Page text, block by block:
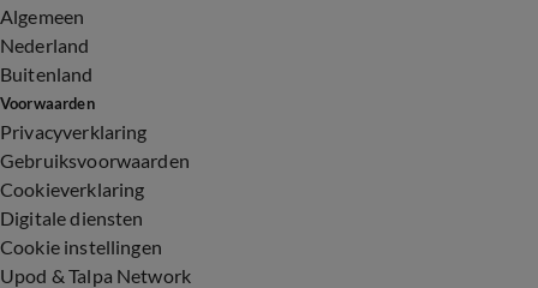
Algemeen
Nederland
Buitenland
Voorwaarden
Privacyverklaring
Gebruiksvoorwaarden
Cookieverklaring
Digitale diensten
Cookie instellingen
Upod & Talpa Network